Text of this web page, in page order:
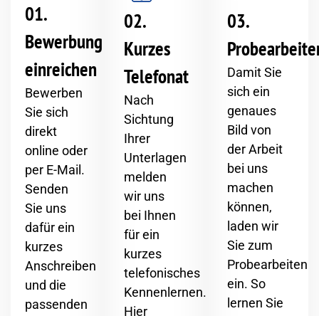
01.
Bewerbung
einreichen
Bewerben
Sie sich
direkt
online oder
per E-Mail.
Senden
Sie uns
dafür ein
kurzes
Anschreiben
und die
passenden
02.
Kurzes
Telefonat
Nach
Sichtung
Ihrer
Unterlagen
melden
wir uns
bei Ihnen
für ein
kurzes
telefonisches
Kennenlernen.
Hier
03.
Damit Sie
sich ein
genaues
Bild von
der Arbeit
bei uns
machen
können,
laden wir
Sie zum
Probearbeiten
ein. So
lernen Sie